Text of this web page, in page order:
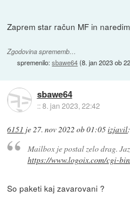
Zaprem star račun MF in
Zgodovina sprememb…
spremenilo:sbawe64(8. jan 2023 ob
sbawe64
::8. jan 2023, 22:42
6151 je 27. nov 2022 ob 01:05izjavil:
Mailbox je postal zelo drag.
https://www.logoix.com/cgi-
So paketi kaj zavarovani ?